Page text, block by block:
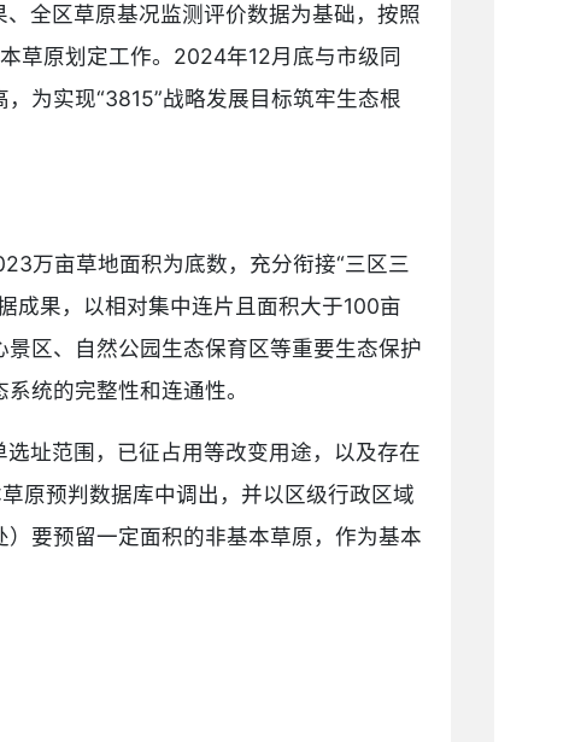
全区草原基况监测评价数据为基础，按照
草原划定工作。2024年12月底与市级同
为实现“3815”战略发展目标筑牢生态根
万亩草地面积为底数，充分衔接“三区三
成果，以相对集中连片且面积大于100亩
区、自然公园生态保育区等重要生态保护
统的完整性和连通性。
址范围，已征占用等改变用途，以及存在
原预判数据库中调出，并以区级行政区域
要预留一定面积的非基本草原，作为基本